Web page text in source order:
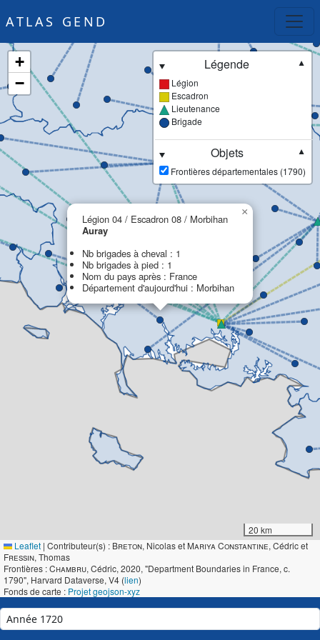
ATLAS GEND
Légion 04 / Escadron 08 / Morbihan
Auray
Nb brigades à cheval : 1
Nb brigades à pied : 1
Nom du pays après : France
Département d'aujourd'hui : Morbihan
×
+
−
Légende
▼
Légion
Escadron
Lieutenance
Brigade
Objets
▼
Frontières départementales (1790)
20 km
Leaflet | Contributeur(s) : Breton, Nicolas et Mariya Constantine, Cédric et
Fressin, Thomas
Frontières :Chambru, Cédric, 2020, "Department Boundaries in France, c.
1790", Harvard Dataverse, V4 (lien)
Fonds de carte : Projet geojson-xyz